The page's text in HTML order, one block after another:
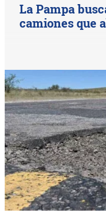
La Pampa
camiones que